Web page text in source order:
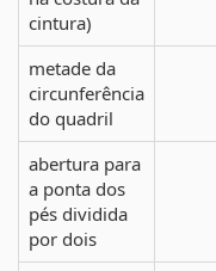
cintura)
metade da
circunferência
do quadril
abertura para
a ponta dos
pés dividida
por dois